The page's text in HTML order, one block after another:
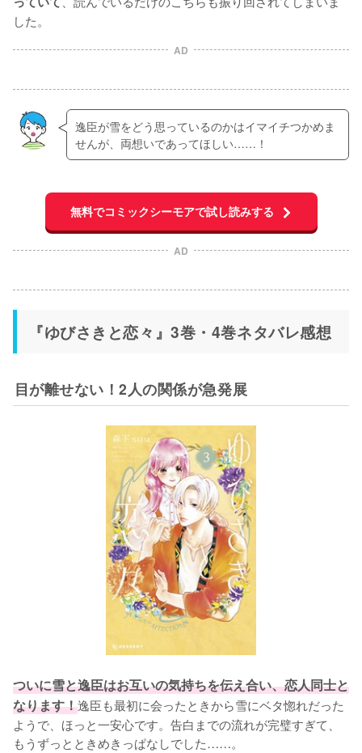
した。
AD
逸臣が雪をどう思っているのかはイマイチつかめま
せんが、両想いであってほしい……！
無料でコミックシーモアで試し読みする
AD
『ゆびさきと恋々』3巻・4巻ネタバレ感想
目が離せない！2人の関係が急発展
ついに雪と逸臣はお互いの気持ちを伝え合い、恋人同士と
なります！逸臣も最初に会ったときから雪にベタ惚れだった
ようで、ほっと一安心です。告白までの流れが完璧すぎて、
もうずっとときめきっぱなしでした……。